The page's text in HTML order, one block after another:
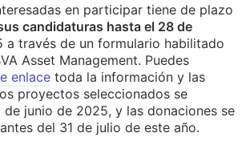
en participar tiene de plazo
candidaturas hasta el 28 de
a través de un formulario habilitado
Asset Management. Puedes
enlace toda la información y las
proyectos seleccionados se
de junio de 2025, y las donaciones se
del 31 de julio de este año.